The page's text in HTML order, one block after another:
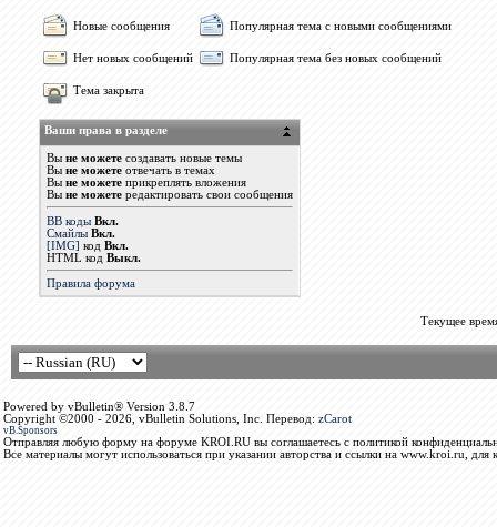
Новые сообщения Популярная тема с новыми сообщениями
Нет новых сообщений Популярная тема без новых сообщений
Тема закрыта
Ваши права в разделе
Вы не можетесоздавать новые темы
Вы не можетеотвечать в темах
Вы не можетеприкреплять вложения
Вы не можетередактировать свои сообщения
BB коды Вкл.
Смайлы Вкл.
[IMG] код Вкл.
HTML код Выкл.
Правила форума
Текущее
Powered by vBulletin® Version 3.8.7
Copyright ©2000 - 2026, vBulletin Solutions, Inc. Перевод: zCarot
vB.Sponsors
Отправляя любую форму на форуме KROI.RU вы соглашаетесь с политикой
Все материалы могут использоваться при указании авторства и ссылки на www.kroi.ru, для